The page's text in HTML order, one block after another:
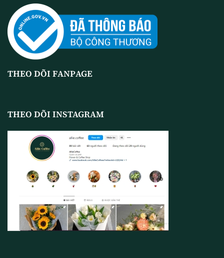
THEO DÕI FANPAGE
THEO DÕI INSTAGRAM